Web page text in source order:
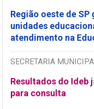
Região oeste de SP
unidades
atendimento na
SECRETARIA
Resultados do Ideb
para consulta